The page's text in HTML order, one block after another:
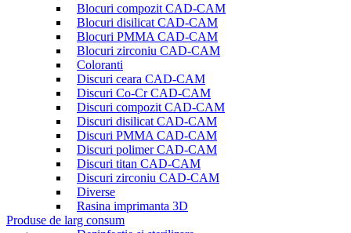
Blocuri compozit CAD-CAM
Blocuri disilicat CAD-CAM
Blocuri PMMA CAD-CAM
Blocuri zirconiu CAD-CAM
Coloranti
Discuri ceara CAD-CAM
Discuri Co-Cr CAD-CAM
Discuri compozit CAD-CAM
Discuri disilicat CAD-CAM
Discuri PMMA CAD-CAM
Discuri polimer CAD-CAM
Discuri titan CAD-CAM
Discuri zirconiu CAD-CAM
Diverse
Rasina imprimanta 3D
Produse de larg consum